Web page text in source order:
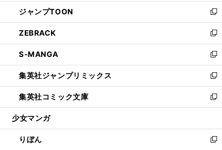
く
で
開
く
ン
ド
ウ
で
開
く
ウ
ィ
ン
ド
ウ
で
開
く
し
い
ウ
ィ
ン
ド
ウ
で
開
く
ジャンプTOON
新
し
い
ウ
ィ
ン
ド
ウ
で
開
ZEBRACK
新
し
い
ウ
ィ
ン
ド
ウ
開
く
S-MANGA
新
し
い
ウ
ィ
ン
ウ
で
集英社ジャンプリミックス
新
し
い
ウ
ン
ド
集英社コミック文庫
新
し
ウ
ィ
少女マンガ
りぼん
新